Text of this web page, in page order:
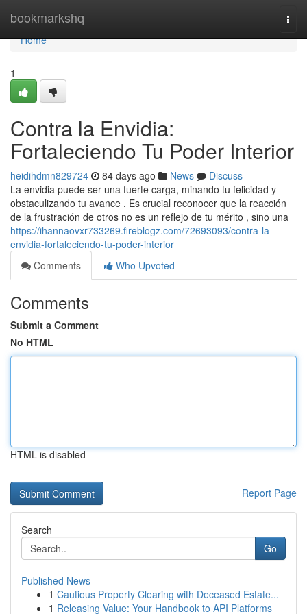
bookmarkshq
Home
Home
1
Contra la Envidia:
Fortaleciendo Tu Poder Interior
heidihdmn829724 84 days ago News
Discuss
La envidia puede ser una fuerte carga, minando tu felicidad y
obstaculizando tu avance . Es crucial reconocer que la reacción
de la frustración de otros no es un reflejo de tu mérito , sino una
https://ihannaovxr733269.fireblogz.com/72693093/contra-la-
envidia-fortaleciendo-tu-poder-interior
Comments
Who Upvoted
Comments
Submit a Comment
No HTML
HTML is disabled
Report Page
Search
Go
Published News
1 Cautious Property Clearing with Deceased Estate...
1 Releasing Value: Your Handbook to API Platforms